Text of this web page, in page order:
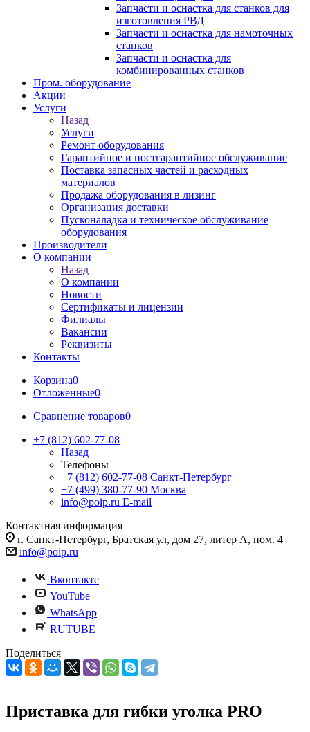
Запчасти и оснастка для станков для
изготовления РВД
Запчасти и оснастка для намоточных
станков
Запчасти и оснастка для
комбинированных станков
Пром. оборудование
Акции
Услуги
Назад
Услуги
Ремонт оборудования
Гарантийное и постгарантийное обслуживание
Поставка запасных частей и расходных
материалов
Продажа оборудования в лизинг
Организация доставки
Пусконаладка и техническое обслуживание
оборудования
Производители
О компании
Назад
О компании
Новости
Сертификаты и лицензии
Филиалы
Вакансии
Реквизиты
Контакты
Корзина0
Отложенные0
Сравнение товаров0
+7 (812) 602-77-08
Назад
Телефоны
+7 (812) 602-77-08 Санкт-Петербург
+7 (499) 380-77-90 Москва
info@poip.ru E-mail
Контактная информация
г. Санкт-Петербург, Братская ул, дом 27, литер А, пом. 4
info@poip.ru
Вконтакте
YouTube
WhatsApp
RUTUBE
Поделиться
Приставка для гибки уголка PRO